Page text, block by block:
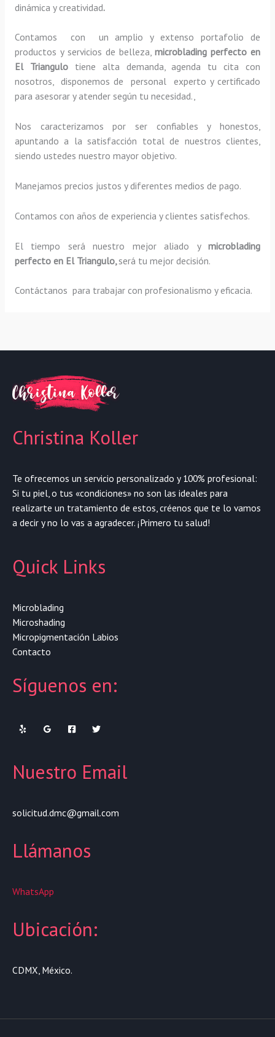
dinámica y creatividad.
Contamos con un amplio y extenso portafolio de
productos y servicios de belleza,microblading perfecto en
El Triangulotiene alta demanda, agenda tu cita con
nosotros, disponemos de personal experto y certificado
para asesorar y atender según tu necesidad.,
Nos caracterizamos por ser confiables y honestos,
apuntando a la satisfacción total de nuestros clientes,
siendo ustedes nuestro mayor objetivo.
Manejamos precios justos y diferentes medios de pago.
Contamos con años de experiencia y clientes satisfechos.
El tiempo será nuestro mejor aliado ymicroblading
perfectoen El Triangulo, será tu mejor decisión.
Contáctanos para trabajar con profesionalismo y eficacia.
Christina Koller
Te ofrecemos un servicio personalizado y 100% profesional:
Si tu piel, o tus «condiciones» no son las ideales para
realizarte un tratamiento de estos, créenos que te lo vamos
a decir y no lo vas a agradecer. ¡Primero tu salud!
Quick Links
Microblading
Microshading
Micropigmentación Labios
Contacto
Síguenos en:
Nuestro Email
solicitud.dmc@gmail.com
Llámanos
WhatsApp
Ubicación:
CDMX, México.